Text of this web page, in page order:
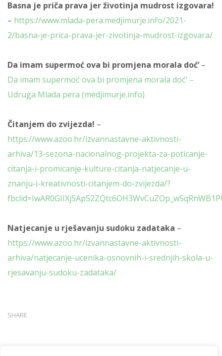
Basna je priča prava jer životinja mudrost izgovara!
– https://www.mlada-pera.medjimurje.info/2021-
2/basna-je-prica-prava-jer-zivotinja-mudrost-izgovara/
Da imam supermoć ova bi promjena morala doć’–
Da imam supermoć ova bi promjena morala doć’ –
Udruga Mlada pera (medjimurje.info)
Čitanjem do zvijezda! –
https://www.azoo.hr/izvannastavne-aktivnosti-
arhiva/13-sezona-nacionalnog-projekta-za-poticanje-
citanja-i-promicanje-kulture-citanja-natjecanje-u-
znanju-i-kreativnosti-citanjem-do-zvijezda/?
Natjecanje u rješavanju sudoku zadataka –
https://www.azoo.hr/izvannastavne-aktivnosti-
arhiva/natjecanje-ucenika-osnovnih-i-srednjih-skola-u-
rjesavanju-sudoku-zadataka/
SHARE